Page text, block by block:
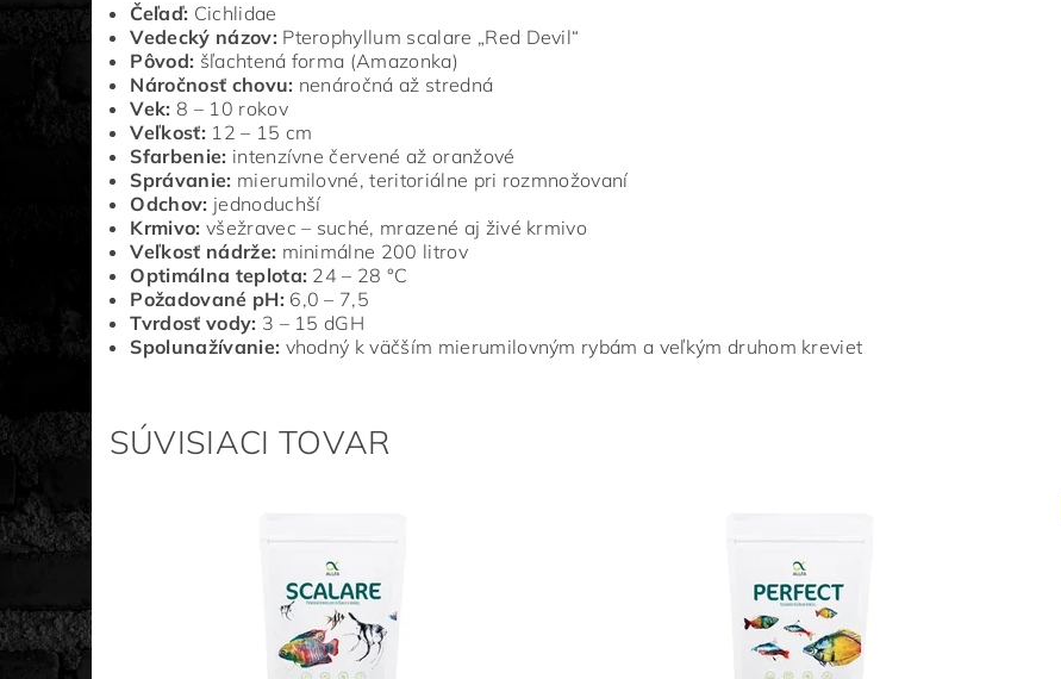
Čeľaď: Cichlidae
Vedecký názov: Pterophyllum scalare „Red Devil“
Pôvod: šľachtená forma (Amazonka)
Náročnosť chovu: nenáročná až stredná
Vek: 8 – 10 rokov
Veľkosť: 12 – 15 cm
Sfarbenie: intenzívne červené až oranžové
Správanie: mierumilovné, teritoriálne pri rozmnožovaní
Odchov: jednoduchší
Krmivo: všežravec – suché, mrazené aj živé krmivo
Veľkosť nádrže: minimálne 200 litrov
Optimálna teplota: 24 – 28 °C
Požadované pH: 6,0 – 7,5
Tvrdosť vody: 3 – 15 dGH
Spolunažívanie: vhodný k väčším mierumilovným rybám a veľkým druhom kreviet
SÚVISIACI TOVAR